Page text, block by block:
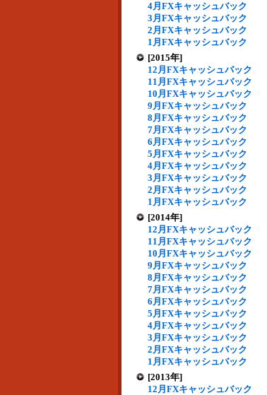
4月FXキャッシュバック
3月FXキャッシュバック
2月FXキャッシュバック
1月FXキャッシュバック
[2015年]
12月FXキャッシュバック
11月FXキャッシュバック
10月FXキャッシュバック
9月FXキャッシュバック
8月FXキャッシュバック
7月FXキャッシュバック
6月FXキャッシュバック
5月FXキャッシュバック
4月FXキャッシュバック
3月FXキャッシュバック
2月FXキャッシュバック
1月FXキャッシュバック
[2014年]
12月FXキャッシュバック
11月FXキャッシュバック
10月FXキャッシュバック
9月FXキャッシュバック
8月FXキャッシュバック
7月FXキャッシュバック
6月FXキャッシュバック
5月FXキャッシュバック
4月FXキャッシュバック
3月FXキャッシュバック
2月FXキャッシュバック
1月FXキャッシュバック
[2013年]
12月FXキャッシュバック